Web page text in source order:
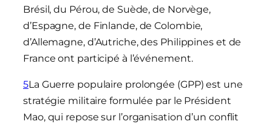
Brésil, du Pérou, de Suède, de Norvège,
d’Espagne, de Finlande, de Colombie,
d’Allemagne, d’Autriche, des Philippines et de
France ont participé à l’événement.
5La Guerre populaire prolongée (GPP) est une
stratégie militaire formulée par le Président
Mao, qui repose sur l’organisation d’un conflit